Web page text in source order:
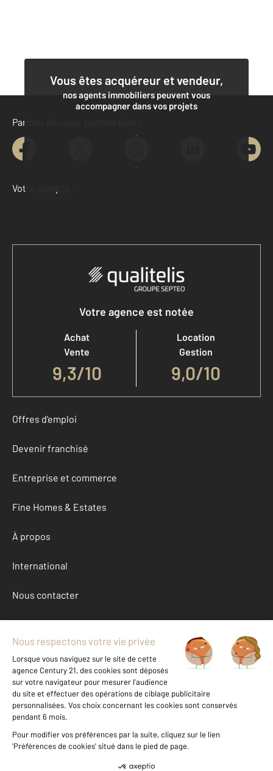
Vous êtes acquéreur et vendeur,
nos agents immobiliers peuvent vous
accompagner dans vos projets
Contacter l'agence
Demander une estimation
Parlons de vous, parlons biens
Votre compte :
Accéder à mon compte
Votre agence est notée
Achat
Vente
9,3/10
Location
Gestion
9,0/10
Offres d'emploi
Devenir franchisé
Entreprise et commerce
Fine Homes & Estates
À propos
International
Nous contacter
Mentions légales & CGU et Barèmes d'honoraires
Données personnelles
Gestionnaire des cookies
Achat maison autour de ALENYA (66200)